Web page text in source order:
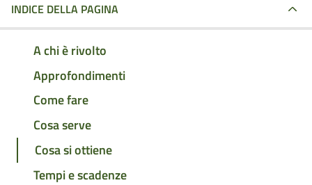
INDICE DELLA PAGINA
A chi è rivolto
Approfondimenti
Come fare
Cosa serve
Cosa si ottiene
Tempi e scadenze